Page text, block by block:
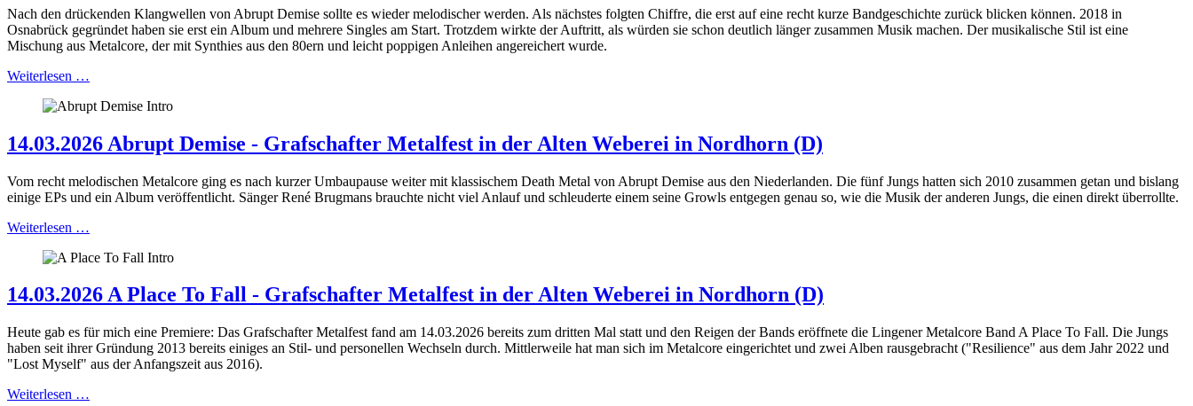
Nach den drückenden Klangwellen von Abrupt Demise sollte es wieder melodischer werden. Als nächstes folgten Chiffre, die erst auf eine recht kurze Bandgeschichte zurück blicken können. 2018 in
Osnabrück gegründet haben sie erst ein Album und mehrere Singles am Start. Trotzdem wirkte der Auftritt, als würden sie schon deutlich länger zusammen Musik machen. Der musikalische Stil ist eine
Mischung aus Metalcore, der mit Synthies aus den 80ern und leicht poppigen Anleihen angereichert wurde.
Weiterlesen …
14.03.2026 Abrupt Demise - Grafschafter Metalfest in der Alten Weberei in Nordhorn (D)
Vom recht melodischen Metalcore ging es nach kurzer Umbaupause weiter mit klassischem Death Metal von Abrupt Demise aus den Niederlanden. Die fünf Jungs hatten sich 2010 zusammen getan und bislang
einige EPs und ein Album veröffentlicht. Sänger René Brugmans brauchte nicht viel Anlauf und schleuderte einem seine Growls entgegen genau so, wie die Musik der anderen Jungs, die einen direkt überrollte.
Weiterlesen …
14.03.2026 A Place To Fall - Grafschafter Metalfest in der Alten Weberei in Nordhorn (D)
Heute gab es für mich eine Premiere: Das Grafschafter Metalfest fand am 14.03.2026 bereits zum dritten Mal statt und den Reigen der Bands eröffnete die Lingener Metalcore Band A Place To Fall. Die Jungs
haben seit ihrer Gründung 2013 bereits einiges an Stil- und personellen Wechseln durch. Mittlerweile hat man sich im Metalcore eingerichtet und zwei Alben rausgebracht ("Resilience" aus dem Jahr 2022 und
"Lost Myself" aus der Anfangszeit aus 2016).
Weiterlesen …